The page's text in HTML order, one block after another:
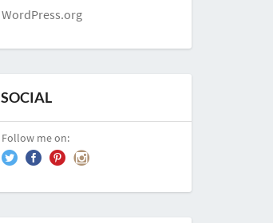
WordPress.org
SOCIAL
Follow me on: